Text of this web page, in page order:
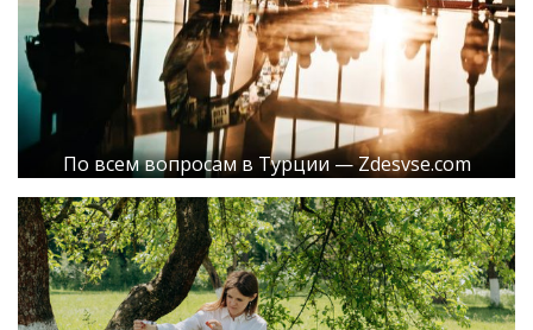
По всем вопросам в Турции — Zdesvse.com